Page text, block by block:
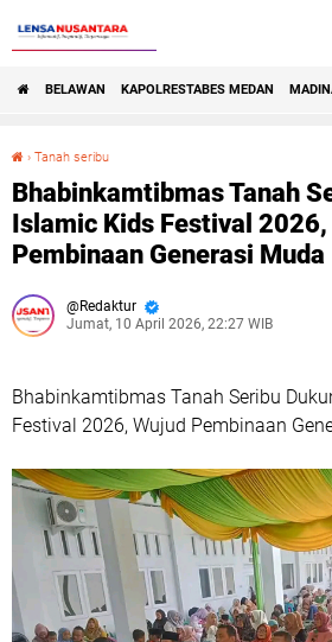
BELAWAN KAPOLRESTABES MEDAN
› Tanah seribu
Bhabinkamtibmas Tanah
Islamic Kids Festival 2026,
Pembinaan Generasi Muda
Redaktur
Jumat, 10 April 2026, 22:27 WIB
Bhabinkamtibmas Tanah Seribu
Festival 2026, Wujud Pembinaan